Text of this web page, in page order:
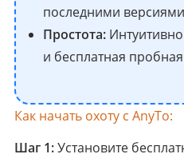
последними
Простота:
и бесплатная
Как начать охоту с AnyTo:
Шаг 1:Установите